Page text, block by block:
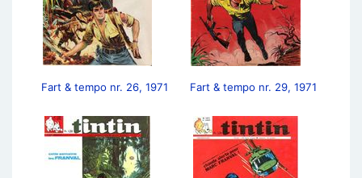
Fart & tempo nr. 26, 1971 Fart & tempo nr. 29, 1971